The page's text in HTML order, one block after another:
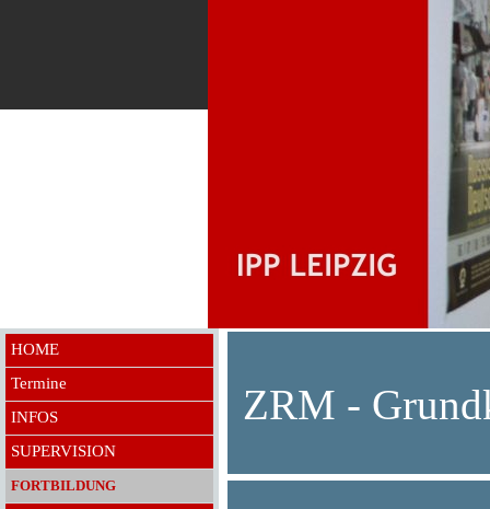
HOME
Termine
INFOS
SUPERVISION
FORTBILDUNG
ZRM -